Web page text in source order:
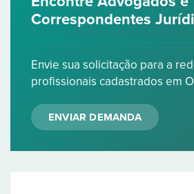
Correspondentes
Envie sua solicitação para a
profissionais cadastrados em
ENVIAR DEMANDA